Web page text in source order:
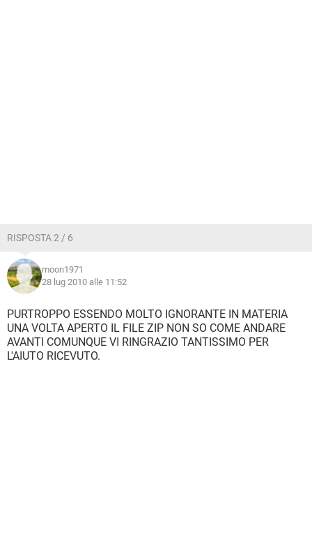
RISPOSTA 2 / 6
moon1971
28 lug 2010 alle 11:52
PURTROPPO ESSENDO MOLTO IGNORANTE IN MATERIA
UNA VOLTA APERTO IL FILE ZIP NON SO COME ANDARE
AVANTI COMUNQUE VI RINGRAZIO TANTISSIMO PER
L'AIUTO RICEVUTO.